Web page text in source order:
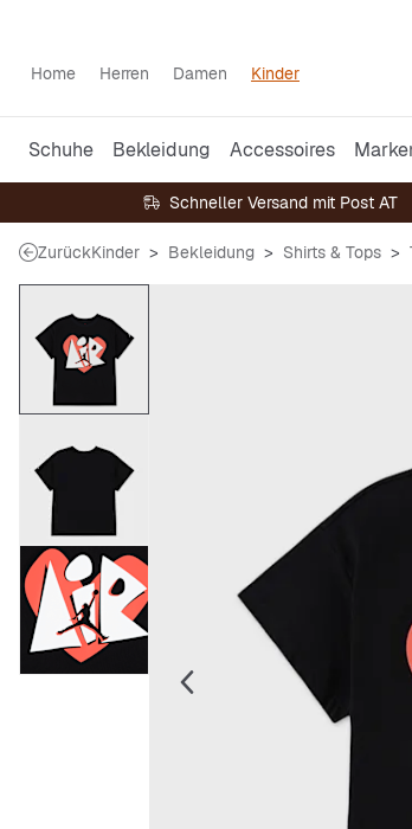
Home Herren Damen Kinder
Schuhe Bekleidung Accessoires
Schneller Versand mit Post AT
ZurückKinder Bekleidung Shirts & Tops